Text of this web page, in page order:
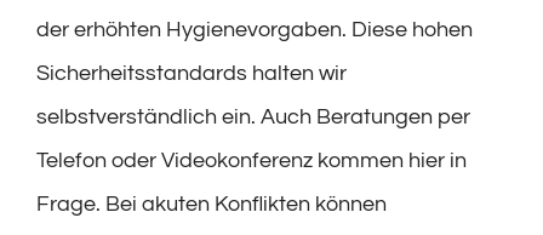
der erhöhten Hygienevorgaben. Diese hohen
Sicherheitsstandards halten wir
selbstverständlich ein. Auch Beratungen per
Telefon oder Videokonferenz kommen hier in
Frage. Bei akuten Konflikten können